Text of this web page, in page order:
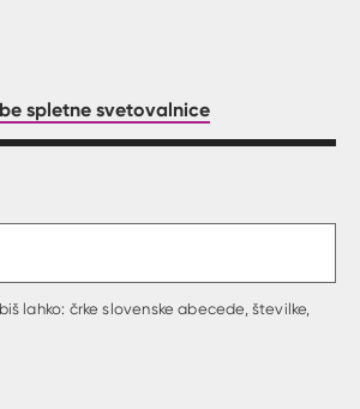
spletne svetovalnice
zastaviš vprašanje
lahko: črke slovenske abecede, številke,